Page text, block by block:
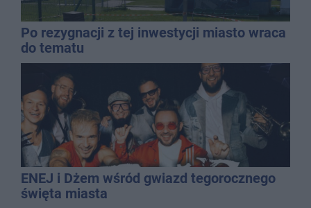
Po rezygnacji z tej inwestycji miasto wraca
do tematu
ENEJ i Dżem wśród gwiazd tegorocznego
święta miasta